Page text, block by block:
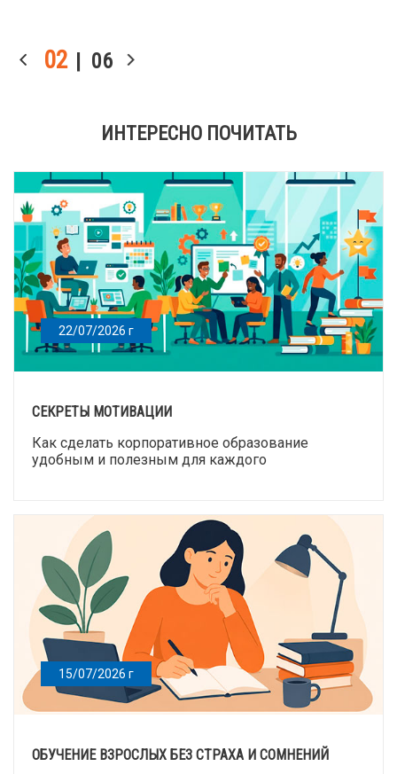
03 | 06
ИНТЕРЕСНО ПОЧИТАТЬ
22/07/2026 г
СЕКРЕТЫ МОТИВАЦИИ
Как сделать корпоративное образование
удобным и полезным для каждого
15/07/2026 г
ОБУЧЕНИЕ ВЗРОСЛЫХ БЕЗ СТРАХА И СОМНЕНИЙ